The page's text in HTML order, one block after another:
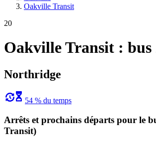
Oakville Transit
20
Oakville Transit : bus
Northridge
54 % du temps
Arrêts et prochains départs pour le
Transit)